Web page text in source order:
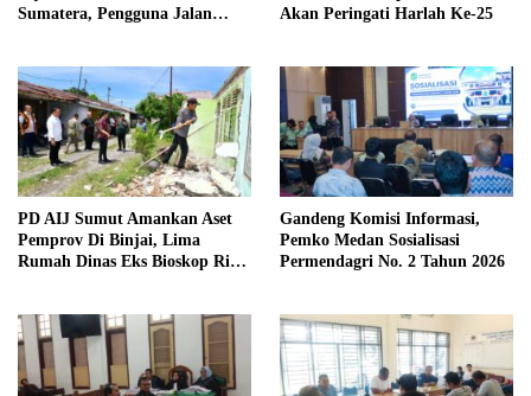
Sumatera, Pengguna Jalan
Akan Peringati Harlah Ke-25
PD AIJ Sumut Amankan Aset
Pemprov Di Binjai, Lima
Rumah Dinas Eks Bioskop Ria
Gandeng Komisi Informasi,
Pemko Medan Sosialisasi
Permendagri No. 2 Tahun 2026